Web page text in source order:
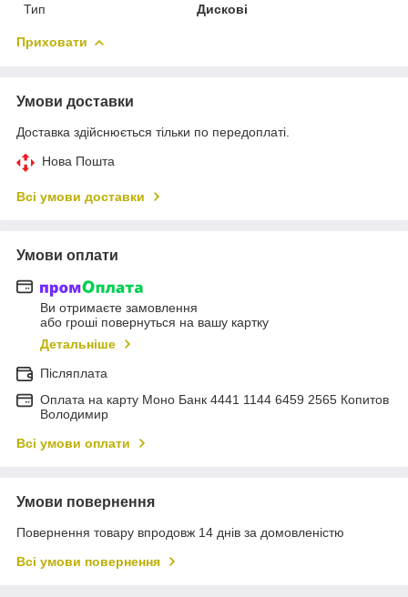
Тип
Дискові
Приховати
Умови доставки
Доставка здійснюється тільки по передоплаті.
Нова Пошта
Всі умови доставки
Умови оплати
Ви отримаєте замовлення
або гроші повернуться на вашу картку
Детальніше
Післяплата
Оплата на карту Моно Банк 4441 1144 6459 2565 Копитов
Володимир
Всі умови оплати
Умови повернення
Повернення товару впродовж 14 днів за домовленістю
Всі умови повернення